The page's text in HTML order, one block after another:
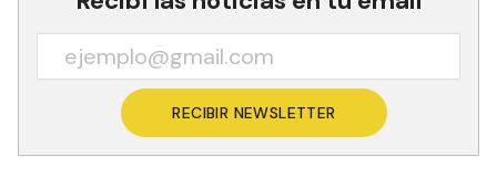
RECIBIR NEWSLETTER